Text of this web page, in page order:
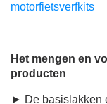
motorfietsverfkits
Het mengen en
producten
► De basislakken